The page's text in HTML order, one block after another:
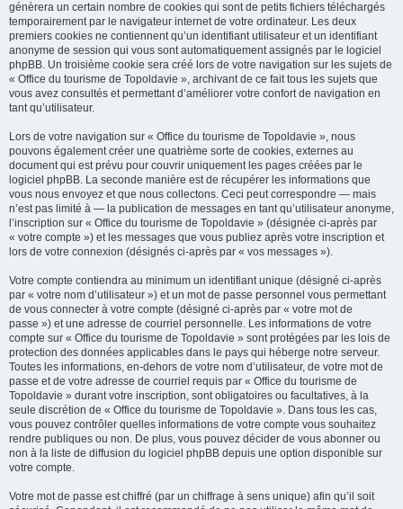
génèrera un certain nombre de cookies qui sont de petits fichiers téléchargés
temporairement par le navigateur internet de votre ordinateur. Les deux
premiers cookies ne contiennent qu’un identifiant utilisateur et un identifiant
anonyme de session qui vous sont automatiquement assignés par le logiciel
phpBB. Un troisième cookie sera créé lors de votre navigation sur les sujets de
« Office du tourisme de Topoldavie », archivant de ce fait tous les sujets que
vous avez consultés et permettant d’améliorer votre confort de navigation en
tant qu’utilisateur.
Lors de votre navigation sur « Office du tourisme de Topoldavie », nous
pouvons également créer une quatrième sorte de cookies, externes au
document qui est prévu pour couvrir uniquement les pages créées par le
logiciel phpBB. La seconde manière est de récupérer les informations que
vous nous envoyez et que nous collectons. Ceci peut correspondre — mais
n’est pas limité à — la publication de messages en tant qu’utilisateur anonyme,
l’inscription sur « Office du tourisme de Topoldavie » (désignée ci-après par
« votre compte ») et les messages que vous publiez après votre inscription et
lors de votre connexion (désignés ci-après par « vos messages »).
Votre compte contiendra au minimum un identifiant unique (désigné ci-après
par « votre nom d’utilisateur ») et un mot de passe personnel vous permettant
de vous connecter à votre compte (désigné ci-après par « votre mot de
passe ») et une adresse de courriel personnelle. Les informations de votre
compte sur « Office du tourisme de Topoldavie » sont protégées par les lois de
protection des données applicables dans le pays qui héberge notre serveur.
Toutes les informations, en-dehors de votre nom d’utilisateur, de votre mot de
passe et de votre adresse de courriel requis par « Office du tourisme de
Topoldavie » durant votre inscription, sont obligatoires ou facultatives, à la
seule discrétion de « Office du tourisme de Topoldavie ». Dans tous les cas,
vous pouvez contrôler quelles informations de votre compte vous souhaitez
rendre publiques ou non. De plus, vous pouvez décider de vous abonner ou
non à la liste de diffusion du logiciel phpBB depuis une option disponible sur
votre compte.
Votre mot de passe est chiffré (par un chiffrage à sens unique) afin qu’il soit